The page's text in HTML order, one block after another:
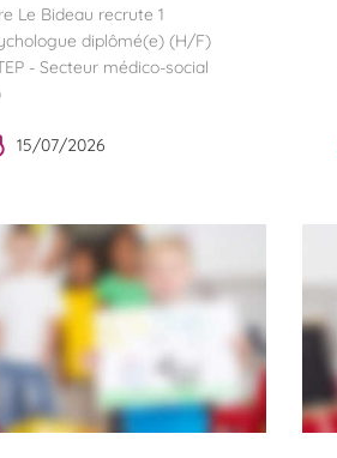
Le Bideau recrute 1
diplômé(e) (H/F)
- Secteur médico-social
15/07/2026